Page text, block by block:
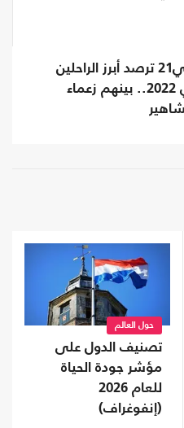
عربي21 ترصد أبرز الراحلين
في 2022.. بينهم زعماء
حول العالم
تصنيف الدول على
مؤشر جودة الحياة
للعام 2026
(إنفوغراف)